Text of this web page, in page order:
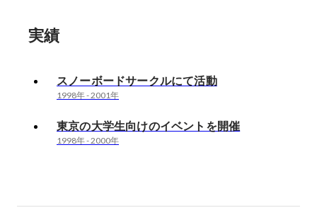
実績
スノーボードサークルにて活動
1998年-2001年
東京の大学生向けのイベントを開催
1998年-2000年